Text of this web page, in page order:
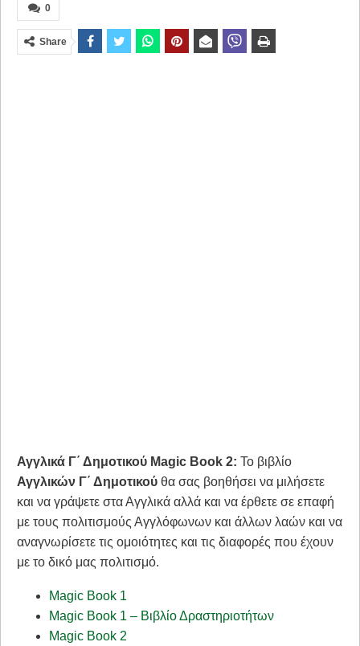
0
Share
Αγγλικά Γ΄ Δημοτικού Magic Book 2: Το βιβλίο
Αγγλικών Γ΄ Δημοτικού θα σας βοηθήσει να μιλήσετε
και να γράψετε στα Αγγλικά αλλά και να έρθετε σε επαφή
με τους πολιτισμούς Αγγλόφωνων και άλλων λαών και να
αναγνωρίσετε τις ομοιότητες και τις διαφορές που έχουν
με το δικό μας πολιτισμό.
Magic Book 1
Magic Book 1 – Βιβλίο Δραστηριοτήτων
Magic Book 2